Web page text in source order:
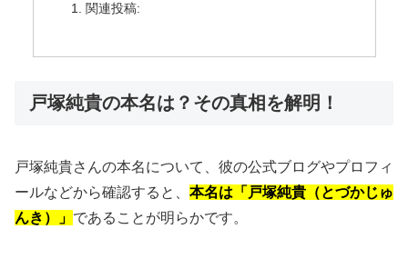
関連投稿:
戸塚純貴の本名は？その真相を解明！
戸塚純貴さんの本名について、彼の公式ブログやプロフィ
ールなどから確認すると、 本名は「戸塚純貴（とづかじゅ
んき）」 であることが明らかです。